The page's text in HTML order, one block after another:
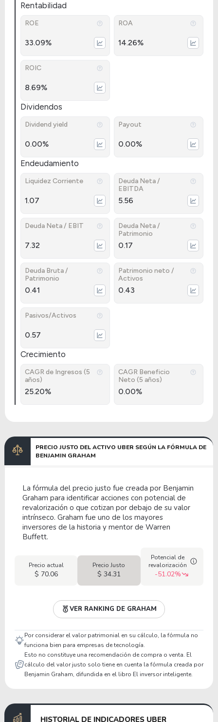
Rentabilidad
ROE
33.09%
ROA
14.26%
ROIC
8.69%
Dividendos
Dividend yield
0.00%
Payout
0.00%
Endeudamiento
Liquidez Corriente
1.07
Deuda Neta /
EBITDA
5.56
Deuda Neta / EBIT
7.32
Deuda Neta /
Patrimonio
0.17
Deuda Bruta /
Patrimonio
0.41
Patrimonio neto /
Activos
0.43
Pasivos/Activos
0.57
Crecimiento
CAGR de Ingresos (5
años)
25.20%
CAGR Beneficio
Neto (5 años)
0.00%
PRECIO JUSTO DEL ACTIVO UBER SEGÚN LA FÓRMULA DE
BENJAMIN GRAHAM
La fórmula del precio justo fue creada por Benjamin
Graham para identificar acciones con potencial de
revalorización o que cotizan por debajo de su valor
intrínseco. Graham fue uno de los mayores
inversores de la historia y mentor de Warren
Buffett.
Precio actual
$ 70.06
Precio Justo
$ 34.31
Potencial de
revalorización
-51.02%
VER RANKING DE GRAHAM
Por considerar el valor patrimonial en su cálculo, la fórmula no
funciona bien para empresas de tecnología.
Esto no constituye una recomendación de compra o venta. El
cálculo del valor justo solo tiene en cuenta la fórmula creada por
Benjamin Graham, difundida en el libro El inversor inteligente.
HISTORIAL DE INDICADORES UBER